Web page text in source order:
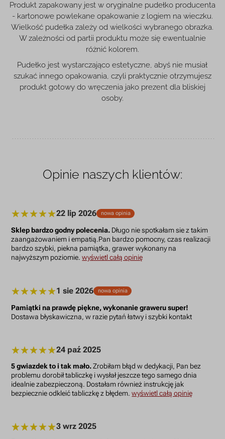
Produkt zapakowany jest w oryginalne pudełko producenta
- kartonowe powlekane opakowanie z logiem na wieczku.
Wielkość pudełka zależy od wielkości wybranego obrazka.
W zależności od partii produktu może się ewentualnie
różnić kolorem.
Pudełko jest wystarczająco estetyczne, abyś nie musiał
szukać innego opakowania, czyli praktycznie otrzymujesz
produkt gotowy do wręczenia jako prezent dla bliskiej
osoby.
Opinie naszych klientów:
22 lip 2026 nowa opinia
Sklep bardzo godny polecenia. Długo nie spotkałam sie z takim
zaangażowaniem i empatią.Pan bardzo pomocny, czas realizacji
bardzo szybki, piekna pamiątka, grawer wykonany na
najwyższym poziomie.wyświetl całą opinię
1 sie 2026 nowa opinia
Pamiątki na prawdę piękne, wykonanie graweru super!
Dostawa błyskawiczna, w razie pytań łatwy i szybki kontakt
24 paź 2025
5 gwiazdek to i tak mało.Zrobiłam błąd w dedykacji, Pan bez
problemu dorobił tabliczkę i wysłał jeszcze tego samego dnia
idealnie zabezpieczoną. Dostałam również instrukcję jak
bezpiecznie odkleić tabliczkę z błędem.wyświetl całą opinię
3 wrz 2025